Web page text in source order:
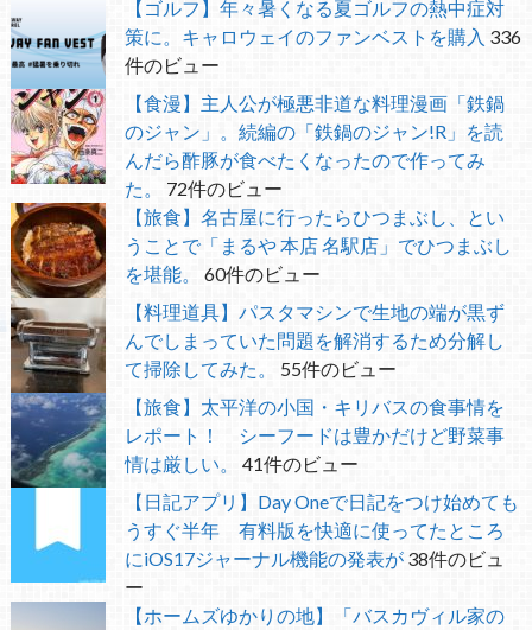
【ゴルフ】年々暑くなる夏ゴルフの熱中症対
策に。キャロウェイのファンベストを購入 336
件のビュー
【食漫】主人公が極悪非道な料理漫画「鉄鍋
のジャン」。続編の「鉄鍋のジャン!R」を読
んだら酢豚が食べたくなったので作ってみ
た。
72件のビュー
【旅食】名古屋に行ったらひつまぶし、とい
うことで「まるや 本店 名駅店」でひつまぶし
を堪能。
60件のビュー
【料理道具】パスタマシンで生地の端が黒ず
んでしまっていた問題を解消するため分解し
て掃除してみた。
55件のビュー
【旅食】太平洋の小国・キリバスの食事情を
レポート！ シーフードは豊かだけど野菜事
情は厳しい。
41件のビュー
【日記アプリ】Day Oneで日記をつけ始めても
うすぐ半年 有料版を快適に使ってたところ
にiOS17ジャーナル機能の発表が 38件のビュ
ー
【ホームズゆかりの地】「バスカヴィル家の